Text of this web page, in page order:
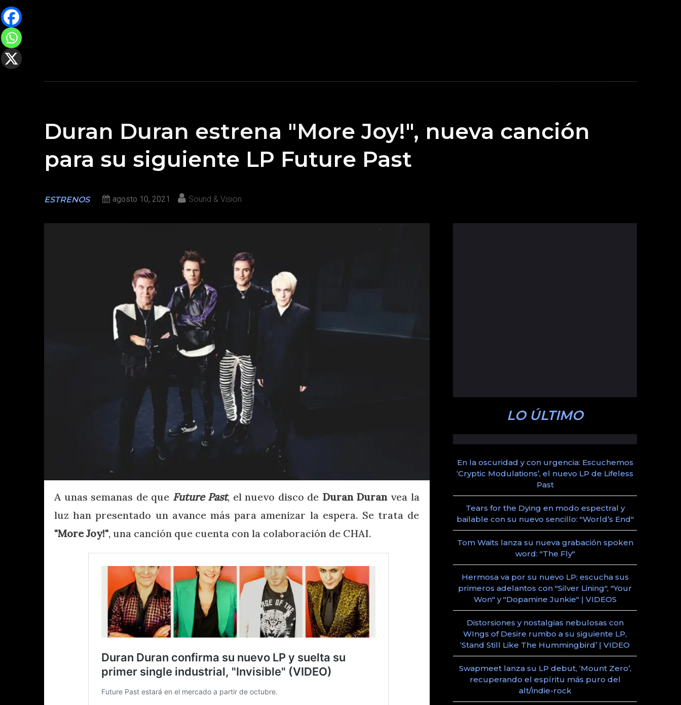
Duran Duran estrena "More Joy!", nueva canción
para su siguiente LP Future Past
ESTRENOS agosto 10, 2021 Sound & Vision
A unas semanas de que Future Past, el nuevo disco de Duran Duranvea la
luz han presentado un avance más para amenizar la espera. Se trata de
"More Joy!", una canción que cuenta con la colaboración de CHAI.
LO ÚLTIMO
En la oscuridad y con urgencia: Escuchemos
‘Cryptic Modulations’, el nuevo LP de Lifeless
Past
Tears for the Dying en modo espectral y
bailable con su nuevo sencillo: "World’s End"
Tom Waits lanza su nueva grabación spoken
word: "The Fly"
Hermosa va por su nuevo LP; escucha sus
primeros adelantos con "Silver Lining", "Your
Won" y "Dopamine Junkie" | VIDEOS
Distorsiones y nostalgias nebulosas con
WIngs of Desire rumbo a su siguiente LP,
‘Stand Still Like The Hummingbird’ | VIDEO
Swapmeet lanza su LP debut, ‘Mount Zero’,
recuperando el espíritu más puro del
alt/indie-rock